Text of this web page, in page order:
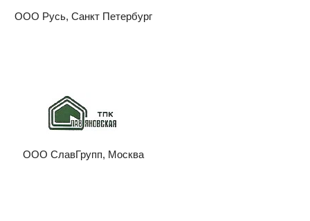
ООО Русь, Санкт Петербург
ООО СлавГрупп, Москва